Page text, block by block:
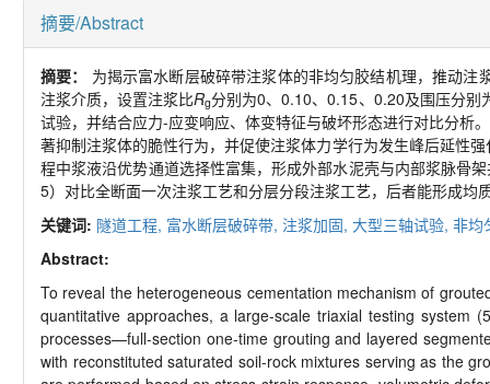
摘要/Abstract
摘要： 为揭示富水断层破碎带注浆体的非均匀胶结机理，推动
注浆介质，设置注浆比Rg分别为0、0.10、0.15、0.20及围压分别
试验，并结合应力-应变响应、体变特征与破坏形态进行对比分析
著抑制注浆体的脆性行为，并促使注浆体力学行为发生峰后延性
程中浆液沿优势通道选择性富集，形成外部水泥壳与内部浆脉骨
5）对比全断面一次注浆工艺和分层分段注浆工艺，后者能形成均
关键词: 隧道工程, 富水断层破碎带, 注浆加固, 大型三轴试验, 非均
Abstract:
To reveal the heterogeneous cementation mechanism of
quantitative approaches, a large-scale triaxial testing
processes—full-section one-time grouting and layered
with reconstituted saturated soil-rock mixtures serving as the